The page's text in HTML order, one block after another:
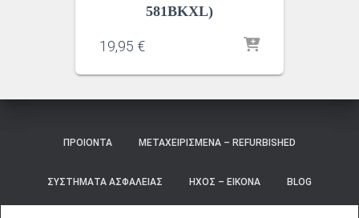
581BKXL)
19,95 €
ΠΡΟΙΌΝΤΑ ΜΕΤΑΧΕΙΡΙΣΜΈΝΑ – REFURBISHED
ΣΥΣΤΉΜΑΤΑ ΑΣΦΑΛΕΊΑΣ ΉΧΟΣ – ΕΙΚΌΝΑ BLOG